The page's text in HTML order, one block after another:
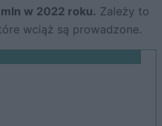
w 2022 roku. Zależy to
wciąż są prowadzone.